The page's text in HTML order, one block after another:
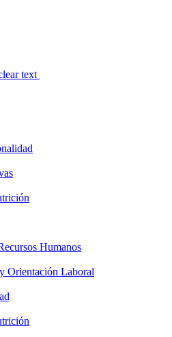
text
Humanos
Orientación Laboral